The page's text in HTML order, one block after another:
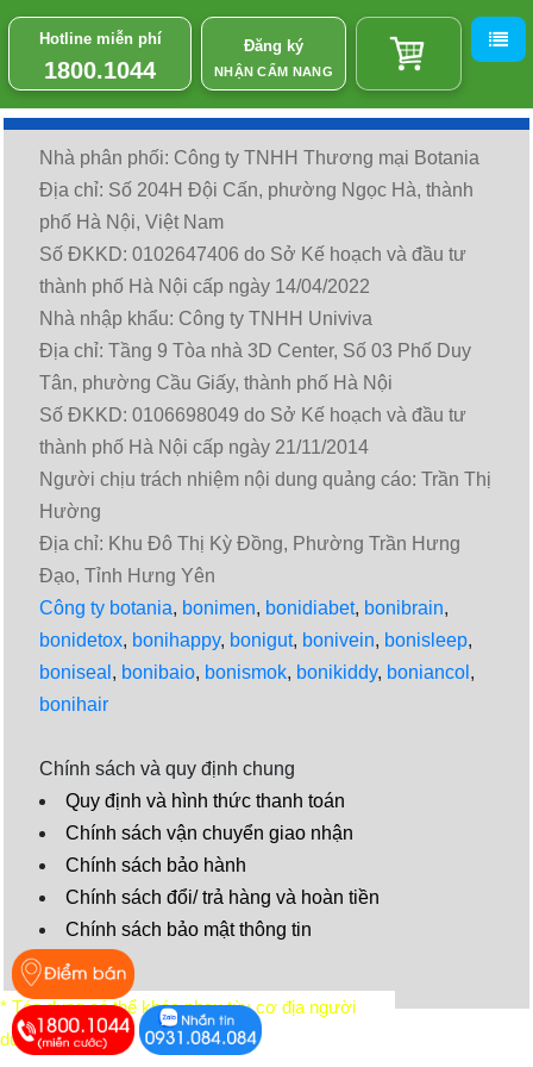
Hotline miễn phí
1800.1044
Đăng ký
NHẬN CẨM NANG
Nhà phân phối: Công ty TNHH Thương mại Botania
Địa chỉ: Số 204H Đội Cấn, phường Ngọc Hà, thành
phố Hà Nội, Việt Nam
Số ĐKKD: 0102647406 do Sở Kế hoạch và đầu tư
thành phố Hà Nội cấp ngày 14/04/2022
Nhà nhập khẩu: Công ty TNHH Univiva
Địa chỉ: Tầng 9 Tòa nhà 3D Center, Số 03 Phố Duy
Tân, phường Cầu Giấy, thành phố Hà Nội
Số ĐKKD: 0106698049 do Sở Kế hoạch và đầu tư
thành phố Hà Nội cấp ngày 21/11/2014
Người chịu trách nhiệm nội dung quảng cáo: Trần Thị
Hường
Địa chỉ: Khu Đô Thị Kỳ Đồng, Phường Trần Hưng
Đạo, Tỉnh Hưng Yên
Công ty botania, bonimen, bonidiabet, bonibrain,
bonidetox, bonihappy, bonigut, bonivein, bonisleep,
boniseal , bonibaio, bonismok, bonikiddy, boniancol ,
bonihair
Chính sách và quy định chung
Quy định và hình thức thanh toán
Chính sách vận chuyển giao nhận
Chính sách bảo hành
Chính sách đổi/ trả hàng và hoàn tiền
Chính sách bảo mật thông tin
Video
* Tác dụng có thể khác nhau tùy cơ địa người
dùng